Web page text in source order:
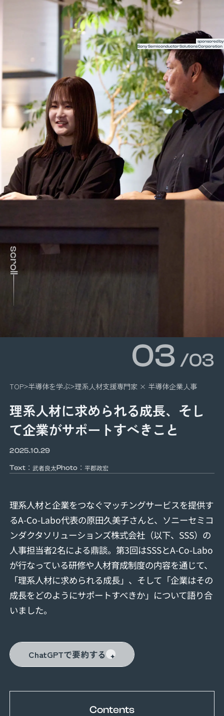
半導体の未来を語るメディア LightsWill
sponsored by
Sony Semiconductor Solutions Corporation
TOP 半導体を学ぶ 理系人材支援専門家 × 半導体企業人事
03 /03
理系人材に求められる成長、そし
て企業がサポートすべきこと
2025.10.29
Text ：武者良太Photo ：平郡政宏
scroll
理系人材と企業をつなぐマッチングサービスを提供す
るA-Co-Labo代表の原田久美子さんと、ソニーセミコ
ンダクタソリューションズ株式会社（以下、SSS）の
人事担当者2名による鼎談。第3回はSSSとA-Co-Labo
が行なっている研修や人材育成制度の内容を通じて、
「理系人材に求められる成長」、そして「企業はその
成長をどのようにサポートすべきか」について語り合
いました。
ChatGPTで要約する
Contents